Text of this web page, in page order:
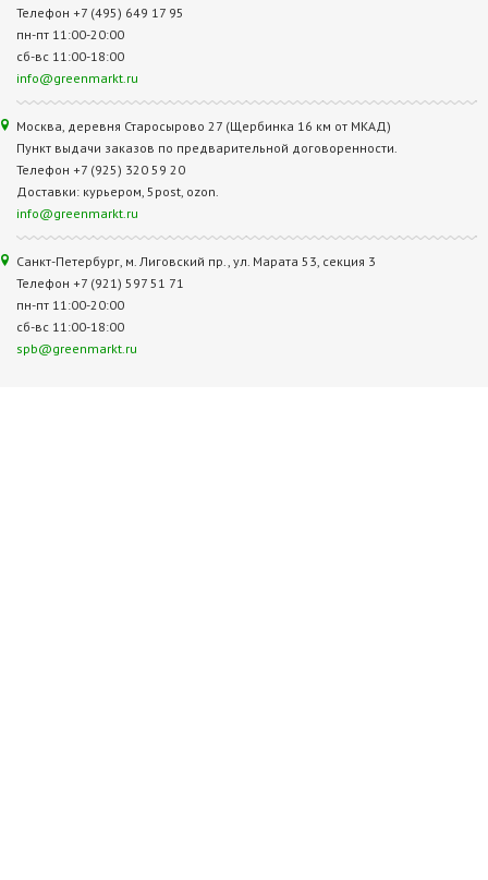
Телефон +7 (495) 649 17 95
пн-пт 11:00-20:00
сб-вс 11:00-18:00
info@greenmarkt.ru
Москва, деревня Старосырово 27 (Щербинка 16 км от МКАД)
Пункт выдачи заказов по предварительной договоренности.
Телефон +7 (925) 320 59 20
Доставки: курьером, 5post, ozon.
info@greenmarkt.ru
Санкт-Петербург, м. Лиговский пр., ул. Марата 53, секция 3
Телефон +7 (921) 597 51 71
пн-пт 11:00-20:00
сб-вс 11:00-18:00
spb@greenmarkt.ru